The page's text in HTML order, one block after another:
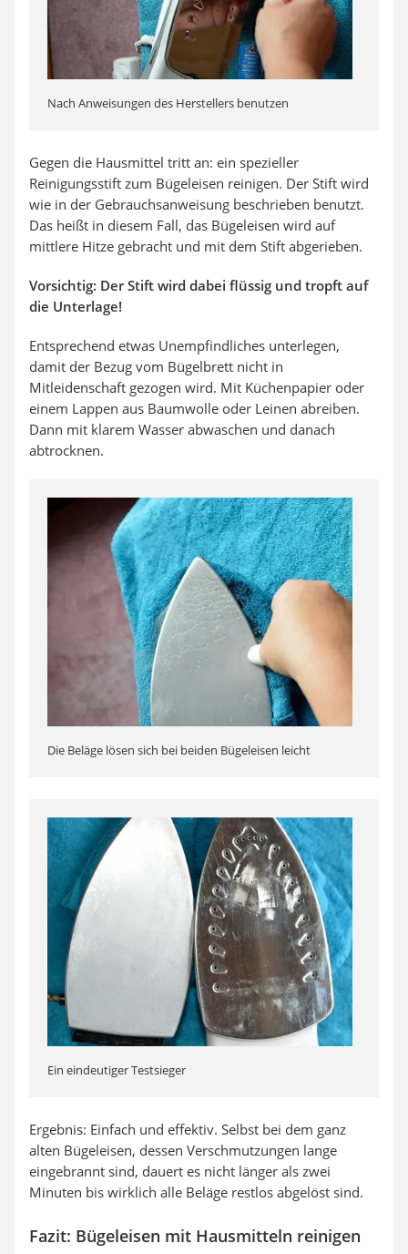
Nach Anweisungen des Herstellers benutzen
Gegen die Hausmittel tritt an: ein spezieller
Reinigungsstift zum Bügeleisen reinigen. Der Stift wird
wie in der Gebrauchsanweisung beschrieben benutzt.
Das heißt in diesem Fall, das Bügeleisen wird auf
mittlere Hitze gebracht und mit dem Stift abgerieben.
Vorsichtig: Der Stift wird dabei flüssig und tropft auf
die Unterlage!
Entsprechend etwas Unempfindliches unterlegen,
damit der Bezug vom Bügelbrett nicht in
Mitleidenschaft gezogen wird. Mit Küchenpapier oder
einem Lappen aus Baumwolle oder Leinen abreiben.
Dann mit klarem Wasser abwaschen und danach
abtrocknen.
Die Beläge lösen sich bei beiden Bügeleisen leicht
Ein eindeutiger Testsieger
Ergebnis: Einfach und effektiv. Selbst bei dem ganz
alten Bügeleisen, dessen Verschmutzungen lange
eingebrannt sind, dauert es nicht länger als zwei
Minuten bis wirklich alle Beläge restlos abgelöst sind.
Fazit: Bügeleisen mit Hausmitteln reinigen